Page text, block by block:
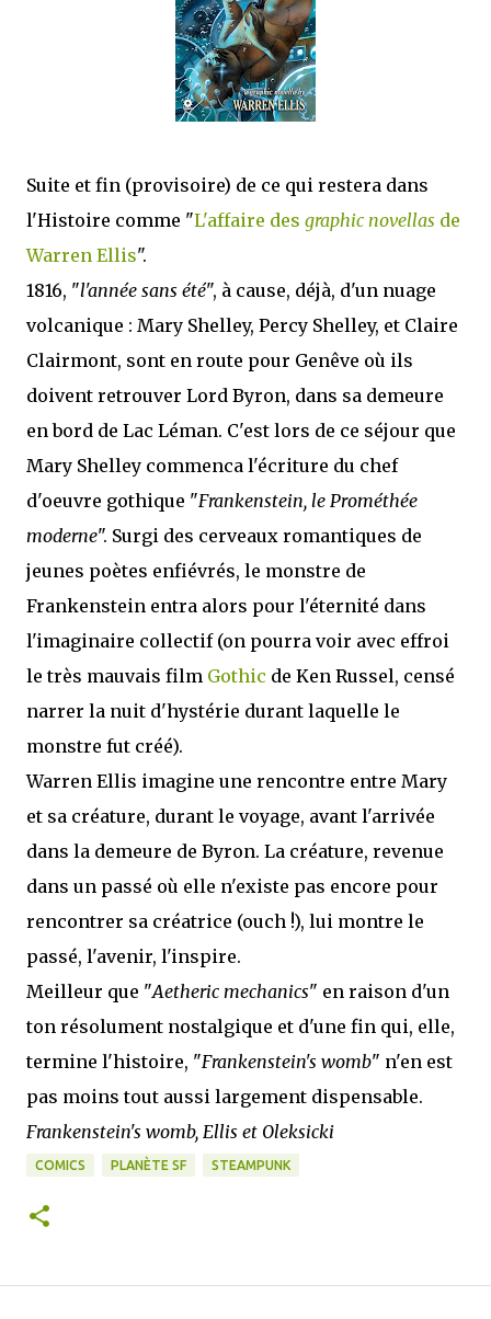
mettre sous tous les yeux. C'est cela...
Suite et fin (provisoire) de ce qui restera dans
l'Histoire comme "L'affaire des graphic novellas de
Warren Ellis".
1816, "l'année sans été", à cause, déjà, d'un nuage
volcanique : Mary Shelley, Percy Shelley, et Claire
Clairmont, sont en route pour Genêve où ils
doivent retrouver Lord Byron, dans sa demeure
en bord de Lac Léman. C'est lors de ce séjour que
Mary Shelley commenca l'écriture du chef
d'oeuvre gothique "Frankenstein, le Prométhée
moderne". Surgi des cerveaux romantiques de
jeunes poètes enfiévrés, le monstre de
Frankenstein entra alors pour l'éternité dans
l'imaginaire collectif (on pourra voir avec effroi
le très mauvais film Gothic de Ken Russel, censé
narrer la nuit d'hystérie durant laquelle le
monstre fut créé).
Warren Ellis imagine une rencontre entre Mary
et sa créature, durant le voyage, avant l'arrivée
dans la demeure de Byron. La créature, revenue
dans un passé où elle n'existe pas encore pour
rencontrer sa créatrice (ouch !), lui montre le
passé, l'avenir, l'inspire.
Meilleur que "Aetheric mechanics" en raison d'un
ton résolument nostalgique et d'une fin qui, elle,
termine l'histoire, "Frankenstein's womb" n'en est
pas moins tout aussi largement dispensable.
Frankenstein's womb, Ellis et Oleksicki
COMICS PLANÈTE SF STEAMPUNK